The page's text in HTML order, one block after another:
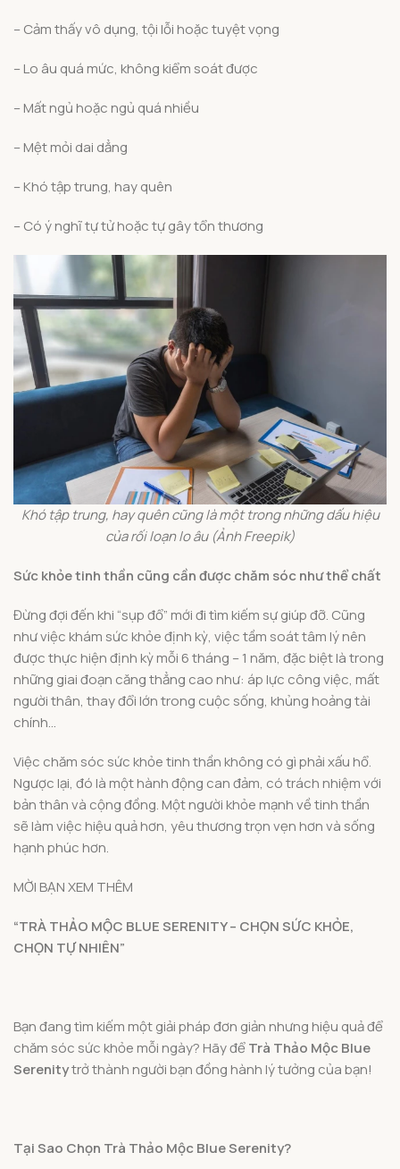
– Cảm thấy vô dụng, tội lỗi hoặc tuyệt vọng
– Lo âu quá mức, không kiểm soát được
– Mất ngủ hoặc ngủ quá nhiều
– Mệt mỏi dai dẳng
– Khó tập trung, hay quên
– Có ý nghĩ tự tử hoặc tự gây tổn thương
Khó tập trung, hay quên cũng là một trong những dấu hiệu
của rối loạn lo âu (Ảnh Freepik)
Sức khỏe tinh thần cũng cần được chăm sóc như thể chất
Đừng đợi đến khi “sụp đổ” mới đi tìm kiếm sự giúp đỡ. Cũng
như việc khám sức khỏe định kỳ, việc tầm soát tâm lý nên
được thực hiện định kỳ mỗi 6 tháng – 1 năm, đặc biệt là trong
những giai đoạn căng thẳng cao như: áp lực công việc, mất
người thân, thay đổi lớn trong cuộc sống, khủng hoảng tài
chính…
Việc chăm sóc sức khỏe tinh thần không có gì phải xấu hổ.
Ngược lại, đó là một hành động can đảm, có trách nhiệm với
bản thân và cộng đồng. Một người khỏe mạnh về tinh thần
sẽ làm việc hiệu quả hơn, yêu thương trọn vẹn hơn và sống
hạnh phúc hơn.
MỜI BẠN XEM THÊM
“TRÀ THẢO MỘC BLUE SERENITY – CHỌN SỨC KHỎE,
CHỌN TỰ NHIÊN”
Bạn đang tìm kiếm một giải pháp đơn giản nhưng hiệu quả để
chăm sóc sức khỏe mỗi ngày? Hãy đểTrà Thảo Mộc Blue
Serenitytrở thành người bạn đồng hành lý tưởng của bạn!
Tại Sao Chọn Trà Thảo Mộc Blue Serenity?